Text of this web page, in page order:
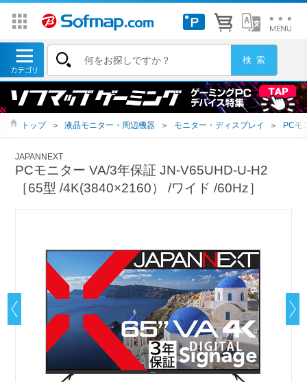
トップ ＞ 液晶モニター・周辺機器 ＞ モニター・ディスプレイ ＞ PCモ
JAPANNEXT
PCモニター VA/3年保証 JN-V65UHD-U-H2
［65型 /4K(3840×2160） /ワイド /60Hz］